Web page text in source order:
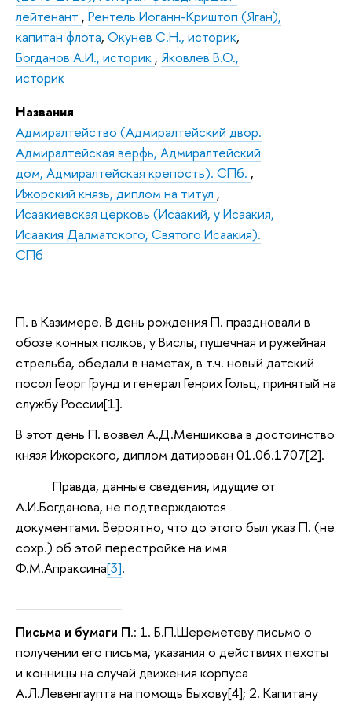
лейтенант , Рентель Иоганн-Криштоп (Яган),
капитан флота, Окунев С.Н., историк,
Богданов А.И., историк , Яковлев В.О.,
историк
Названия
Адмиралтейство (Адмиралтейский двор.
Адмиралтейская верфь, Адмиралтейский
дом, Адмиралтейская крепость). СПб. ,
Ижорский князь, диплом на титул ,
Исаакиевская церковь (Исаакий, у Исаакия,
Исаакия Далматского, Святого Исаакия).
СПб
П. в Казимере. В день рождения П. праздновали в
обозе конных полков, у Вислы, пушечная и ружейная
стрельба, обедали в наметах, в т.ч. новый датский
посол Георг Грунд и генерал Генрих Гольц, принятый на
службу России[1].
В этот день П. возвел А.Д.Меншикова в достоинство
князя Ижорского, диплом датирован 01.06.1707[2].
Правда, данные сведения, идущие от
А.И.Богданова, не подтверждаются
документами. Вероятно, что до этого был указ П. (не
сохр.) об этой перестройке на имя
Ф.М.Апраксина[3].
Письма и бумаги П.: 1. Б.П.Шереметеву письмо о
получении его письма, указания о действиях пехоты
и конницы на случай движения корпуса
А.Л.Левенгаупта на помощь Быхову[4]; 2. Капитану